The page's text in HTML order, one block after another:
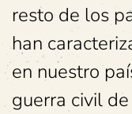
resto de los
han
en nuestro
guerra civil